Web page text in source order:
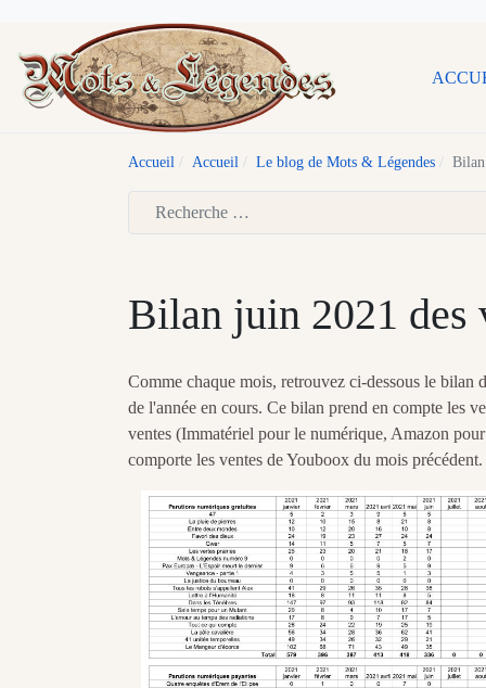
Accueil Accueil Le blog de Mots & Légendes Bilan
Bilan juin 2021 des
Comme chaque mois, retrouvez ci-dessous le bilan
de l'année en cours. Ce bilan prend en compte les
ventes (Immatériel pour le numérique, Amazon
comporte les ventes de Youboox du mois précédent.